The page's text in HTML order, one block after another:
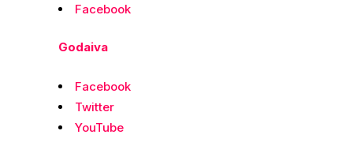
Facebook
Godaiva
Facebook
Twitter
YouTube